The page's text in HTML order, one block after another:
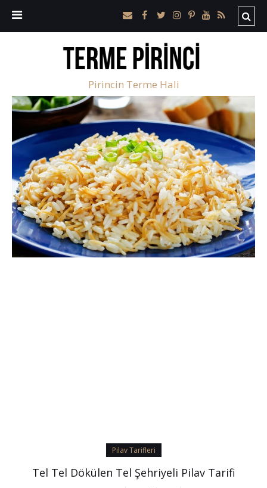
Pirincin Terme Hali
Pilav Tarifleri
Tel Tel Dökülen Tel Şehriyeli Pilav Tarifi